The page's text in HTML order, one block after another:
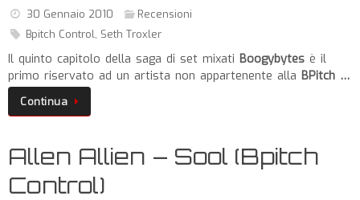
30 Gennaio 2010
Recensioni
Bpitch Control, Seth Troxler
Il quinto capitolo della saga di set mixati Boogybytes è il
primo riservato ad un artista non appartenente alla BPitch …
Continua
Allen Allien – Sool (Bpitch
Control)